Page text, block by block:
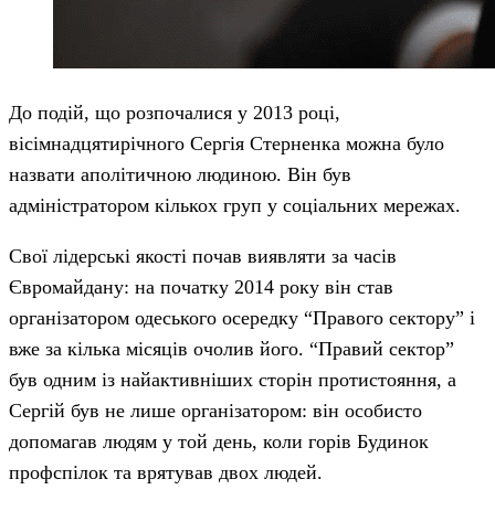
До подій, що розпочалися у 2013 році,
вісімнадцятирічного Сергія Стерненка можна було
назвати аполітичною людиною. Він був
адміністратором кількох груп у соціальних мережах.
Свої лідерські якості почав виявляти за часів
Євромайдану: на початку 2014 року він став
організатором одеського осередку “Правого сектору” і
вже за кілька місяців очолив його. “Правий сектор”
був одним із найактивніших сторін протистояння, а
Сергій був не лише організатором: він особисто
допомагав людям у той день, коли горів Будинок
профспілок та врятував двох людей.